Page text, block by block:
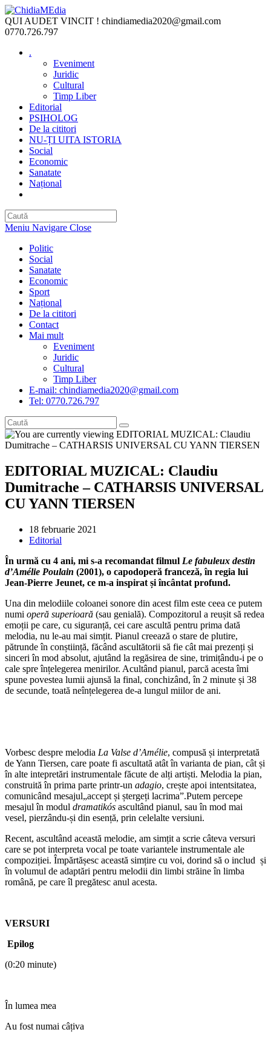
Skip
to
content
QUI AUDET VINCIT ! chindiamedia2020@gmail.com
0770.726.797
.
Eveniment
Juridic
Cultural
Timp Liber
Editorial
PSIHOLOG
De la cititori
NU-ȚI UITA ISTORIA
Social
Economic
Sanatate
Național
Meniu Navigare Close
Politic
Social
Sanatate
Economic
Sport
Național
De la cititori
Contact
Mai mult
Eveniment
Juridic
Cultural
Timp Liber
E-mail: chindiamedia2020@gmail.com
Tel: 0770.726.797
EDITORIAL MUZICAL: Claudiu
Dumitrache – CATHARSIS UNIVERSAL
CU YANN TIERSEN
Post
published:
18 februarie 2021
Post
Editorial
În urmă cu 4 ani, mi s-a recomandat filmul Le fabuleux destin
d’Amélie Poulain (2001), o capodoperă franceză, în regia lui
Jean-Pierre Jeunet, ce m-a inspirat și încântat profund.
Una din melodiile coloanei sonore din acest film este ceea ce putem
numi operă superioară (sau genială). Compozitorul a reușit să redea
emoții pe care, cu siguranță, cei care ascultă pentru prima dată
melodia, nu le-au mai simțit. Pianul creează o stare de plutire,
pătrunde în conștiință, făcând ascultătorii să fie cât mai prezenți și
sinceri în mod absolut, ajutând la regăsirea de sine, trimițându-i pe o
cale spre înțelegerea menirilor. Acultând pianul, parcă acesta îmi
spune povestea lumii ajunsă la final, conchizând, în 2 minute și 38
de secunde, toată neînțelegerea de-a lungul miilor de ani.
Vorbesc despre melodia La Valse d’Amélie, compusă și interpretată
de Yann Tiersen, care poate fi ascultată atât în varianta de pian, cât și
în alte intepretări instrumentale făcute de alți artiști. Melodia la pian,
construită în prima parte printr-un adagio, crește apoi intentsitatea,
comunicând mesajul„accept și ștergeți lacrima”.Putem percepe
mesajul în modul dramatikós ascultând pianul, sau în mod mai
vesel, pierzându-și din esență, prin celelalte versiuni.
Recent, ascultând această melodie, am simțit a scrie câteva versuri
care se pot interpreta vocal pe toate variantele instrumentale ale
compoziției. Împărtășesc această simțire cu voi, dorind să o includ și
în volumul de adaptări pentru melodii din limbi străine în limba
română, pe care îl pregătesc anul acesta.
VERSURI
Epilog
(0:20 minute)
În lumea mea
Au fost numai câțiva